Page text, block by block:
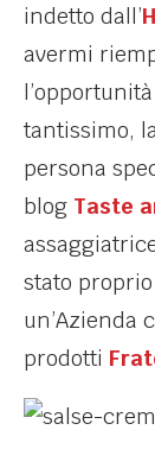
indetto dall’
avermi
tantissimo,
persona
blog Taste
stato
un’Azienda
prodotti